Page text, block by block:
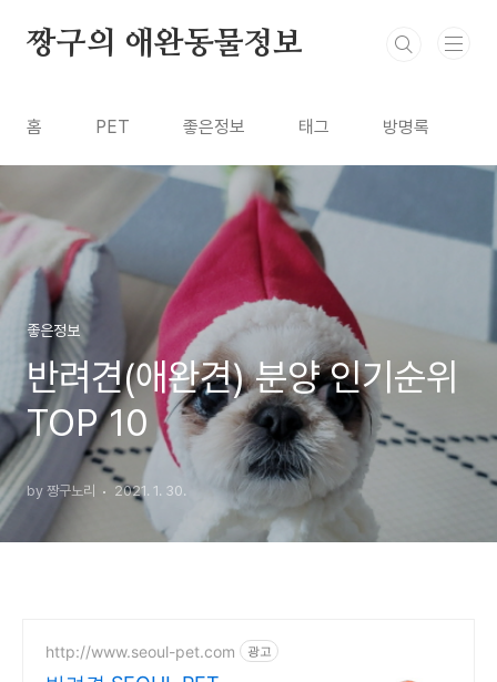
짱구의 애완동물정보
홈 PET 좋은정보 태그 방명록
좋은정보
반려견(애완견) 분양 인기순위
TOP 10
by 짱구노리 2021. 1. 30.
http://www.seoul-pet.com 광고